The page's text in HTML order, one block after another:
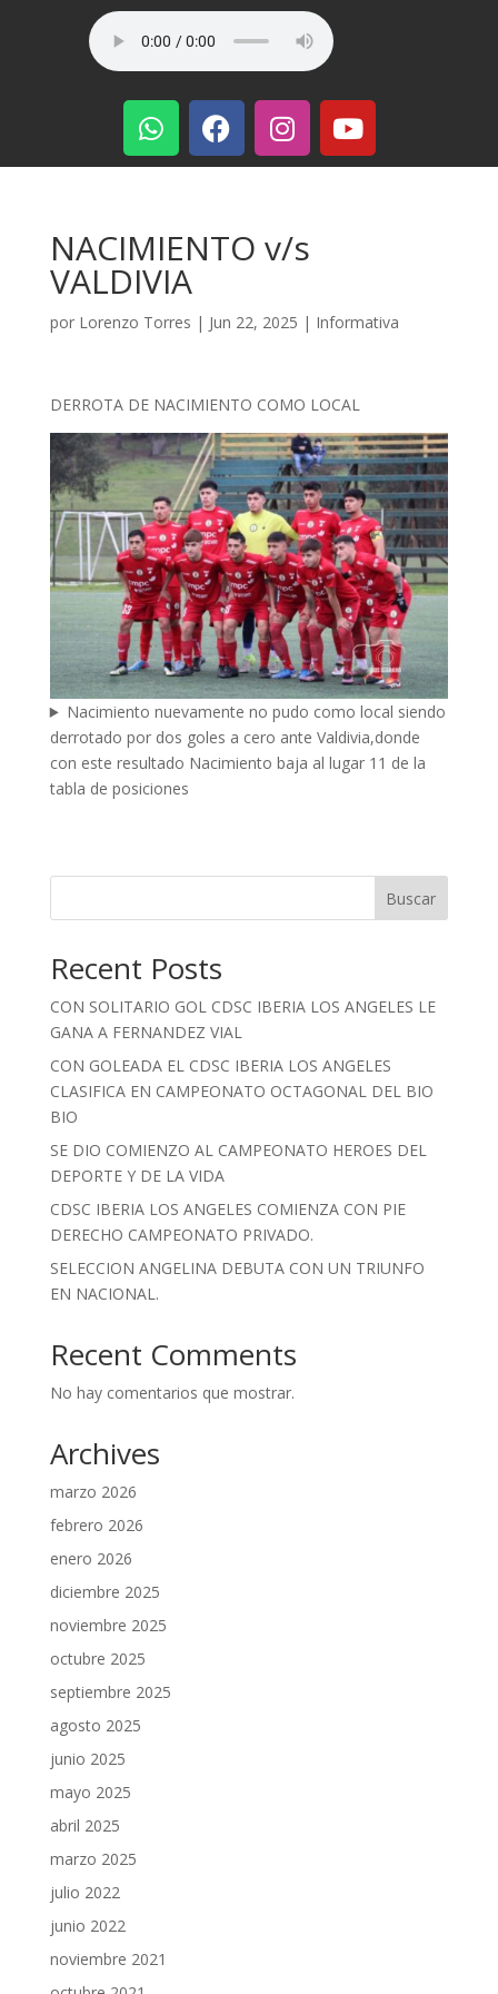
NACIMIENTO v/s
VALDIVIA
por Lorenzo Torres | Jun 22, 2025 | Informativa
DERROTA DE NACIMIENTO COMO LOCAL
Nacimiento nuevamente no pudo como local siendo
derrotado por dos goles a cero ante Valdivia,donde
con este resultado Nacimiento baja al lugar 11 de la
tabla de posiciones
Buscar
Recent Posts
CON SOLITARIO GOL CDSC IBERIA LOS ANGELES LE
GANA A FERNANDEZ VIAL
CON GOLEADA EL CDSC IBERIA LOS ANGELES
CLASIFICA EN CAMPEONATO OCTAGONAL DEL BIO
BIO
SE DIO COMIENZO AL CAMPEONATO HEROES DEL
DEPORTE Y DE LA VIDA
CDSC IBERIA LOS ANGELES COMIENZA CON PIE
DERECHO CAMPEONATO PRIVADO.
SELECCION ANGELINA DEBUTA CON UN TRIUNFO
EN NACIONAL.
Recent Comments
No hay comentarios que mostrar.
Archives
marzo 2026
febrero 2026
enero 2026
diciembre 2025
noviembre 2025
octubre 2025
septiembre 2025
agosto 2025
junio 2025
mayo 2025
abril 2025
marzo 2025
julio 2022
junio 2022
noviembre 2021